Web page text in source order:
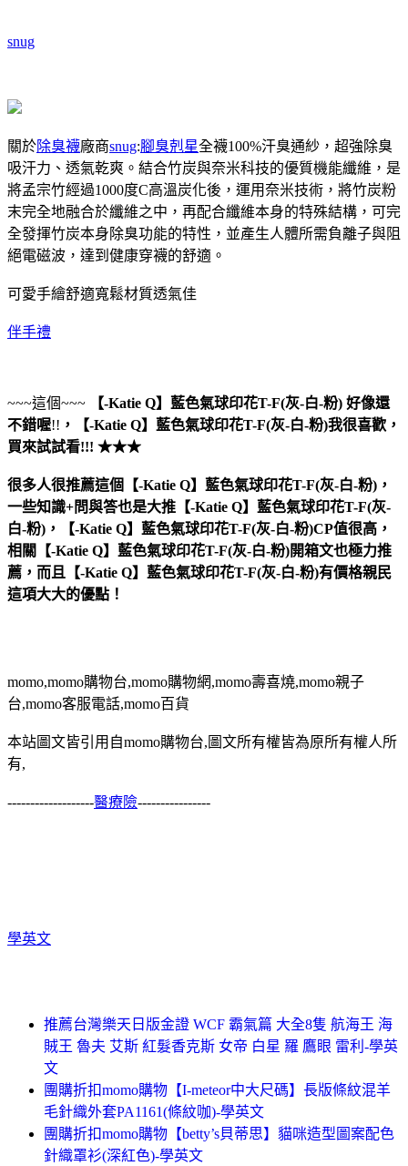
snug
關於除臭襪廠商snug:腳臭剋星全襪100%汗臭通紗，超強除臭
吸汗力、透氣乾爽。結合竹炭與奈米科技的優質機能纖維，是
將孟宗竹經過1000度C高溫炭化後，運用奈米技術，將竹炭粉
末完全地融合於纖維之中，再配合纖維本身的特殊結構，可完
全發揮竹炭本身除臭功能的特性，並產生人體所需負離子與阻
絕電磁波，達到健康穿襪的舒適。
可愛手繪舒適寬鬆材質透氣佳
伴手禮
~~~這個~~~ 【-Katie Q】藍色氣球印花T-F(灰-白-粉) 好像還
不錯喔!! ， 【-Katie Q】藍色氣球印花T-F(灰-白-粉)我很喜歡，
買來試試看!!! ★★★
很多人很推薦這個【-Katie Q】藍色氣球印花T-F(灰-白-粉)，
一些知識+問與答也是大推【-Katie Q】藍色氣球印花T-F(灰-
白-粉)，【-Katie Q】藍色氣球印花T-F(灰-白-粉)CP值很高，
相關【-Katie Q】藍色氣球印花T-F(灰-白-粉)開箱文也極力推
薦，而且【-Katie Q】藍色氣球印花T-F(灰-白-粉)有價格親民
這項大大的優點！
momo,momo購物台,momo購物網,momo壽喜燒,momo親子
台,momo客服電話,momo百貨
本站圖文皆引用自momo購物台,圖文所有權皆為原所有權人所
有,
-------------------醫療險----------------
學英文
推薦台灣樂天日版金證 WCF 霸氣篇 大全8隻 航海王 海
賊王 魯夫 艾斯 紅髮香克斯 女帝 白星 羅 鷹眼 雷利-學英
文
團購折扣momo購物【I-meteor中大尺碼】長版條紋混羊
毛針織外套PA1161(條紋咖)-學英文
團購折扣momo購物【betty’s貝蒂思】貓咪造型圖案配色
針織罩衫(深紅色)-學英文